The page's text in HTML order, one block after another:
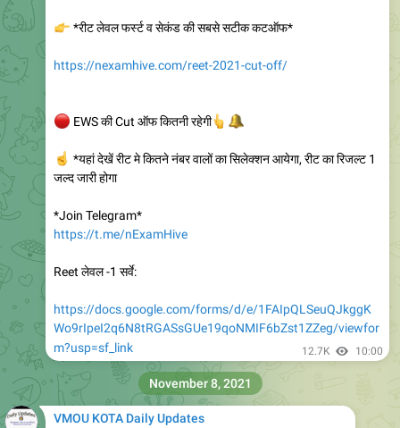
*रीट लेवल फर्स्ट व सेकंड की सबसे सटीक कटऑफ*
https://nexamhive.com/reet-2021-cut-off/
EWS की Cut ऑफ कितनी रहेगी
👆
🔔
*यहां देखें रीट मे कितने नंबर वालों का सिलेक्शन आयेगा, रीट का रिजल्ट 1
जल्द जारी होगा
*Join Telegram*
https://t.me/nExamHive
Reet लेवल -1 सर्वे:
https://docs.google.com/forms/d/e/1FAIpQLSeuQJkggK
Wo9rIpeI2q6N8tRGASsGUe19qoNMIF6bZst1ZZeg/viewfor
m?usp=sf_link
12.7K 10:00
VMOU KOTA Daily Updates
November 8, 2021